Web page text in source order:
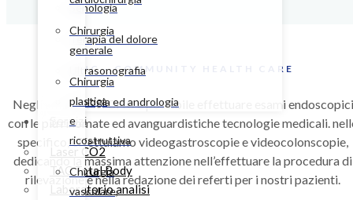
Senologia
Terapia del dolore
Ultrasonografia
Urologia ed andrologia
Servizi
Laser CO2
TAC Total Body
Laboratorio analisi
Chirurgia
generale
Chirurgia
plastica
e
ricostruttiva
Chirurgia
vascolare,
CHC - COMMUNITY HEALTH CARE
Negli ambulatori CHC è possibile effettuare esami endoscopici
con le più rinomate ed avanguardistiche tecnologie medicali.
specifico, effettuiamo videogastroscopie e videocolonscopie,
dedicando la massima attenzione nell’effettuare la procedura di
rilevazione e nella redazione dei referti per i nostri pazienti.